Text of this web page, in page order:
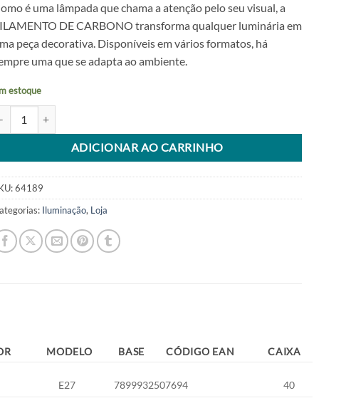
é uma lâmpada que chama a atenção pelo seu visual, a
DE CARBONO transforma qualquer luminária em
peça decorativa. Disponíveis em vários formatos, há
uma que se adapta ao ambiente.
estoque
ADICIONAR AO CARRINHO
64189
Iluminação, Loja
MODELO BASE CÓDIGO EAN CAIXA
E27 7899932507694 40